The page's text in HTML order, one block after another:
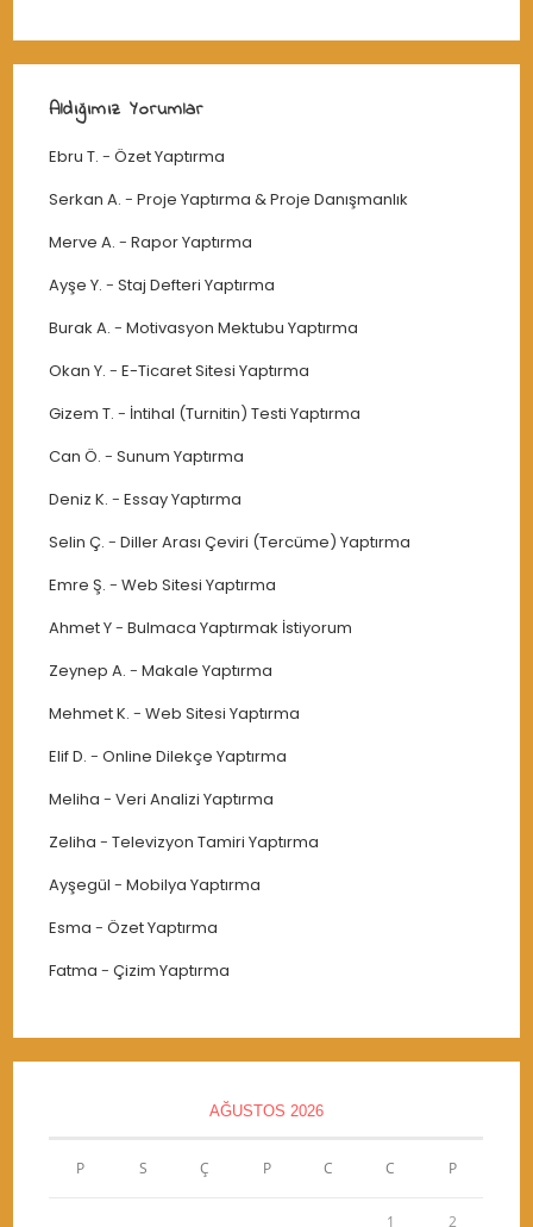
Aldığımız Yorumlar
Ebru T. -Özet Yaptırma
Serkan A. -Proje Yaptırma & Proje Danışmanlık
Merve A. -Rapor Yaptırma
Ayşe Y. -Staj Defteri Yaptırma
Burak A. -Motivasyon Mektubu Yaptırma
Okan Y. -E-Ticaret Sitesi Yaptırma
Gizem T. - İntihal (Turnitin) Testi Yaptırma
Can Ö. -Sunum Yaptırma
Deniz K. -Essay Yaptırma
Selin Ç. -Diller Arası Çeviri (Tercüme) Yaptırma
Emre Ş. -Web Sitesi Yaptırma
Ahmet Y-Bulmaca Yaptırmak İstiyorum
Zeynep A. -Makale Yaptırma
Mehmet K. -Web Sitesi Yaptırma
Elif D. -Online Dilekçe Yaptırma
Meliha -Veri Analizi Yaptırma
Zeliha -Televizyon Tamiri Yaptırma
Ayşegül -Mobilya Yaptırma
Esma -Özet Yaptırma
Fatma -Çizim Yaptırma
AĞUSTOS 2026
P S Ç P C C P
1 2